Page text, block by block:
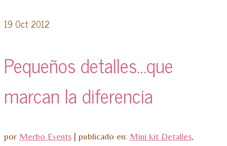
19 Oct 2012
Pequeños detalles…que
marcan la diferencia
por Merbo Events | publicado en: Mini kit Detalles,